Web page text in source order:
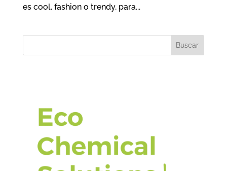
es cool, fashion o trendy, para...
Buscar